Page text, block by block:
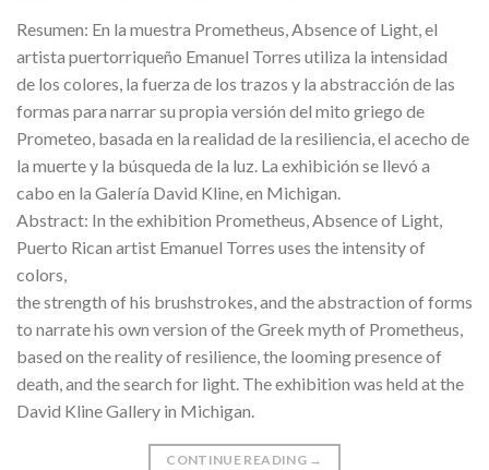
Resumen: En la muestra Prometheus, Absence of Light, el
artista puertorriqueño Emanuel Torres utiliza la intensidad
de los colores, la fuerza de los trazos y la abstracción de las
formas para narrar su propia versión del mito griego de
Prometeo, basada en la realidad de la resiliencia, el acecho de
la muerte y la búsqueda de la luz. La exhibición se llevó a
cabo en la Galería David Kline, en Michigan.
Abstract: In the exhibition Prometheus, Absence of Light,
Puerto Rican artist Emanuel Torres uses the intensity of
colors,
the strength of his brushstrokes, and the abstraction of forms
to narrate his own version of the Greek myth of Prometheus,
based on the reality of resilience, the looming presence of
death, and the search for light. The exhibition was held at the
David Kline Gallery in Michigan.
CONTINUE READING →